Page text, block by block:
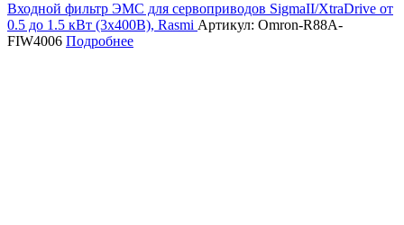
Входной фильтр ЭМС для сервоприводов SigmaII/XtraDrive от
0.5 до 1.5 кВт (3х400В), Rasmi Артикул: Omron-R88A-
FIW4006 Подробнее